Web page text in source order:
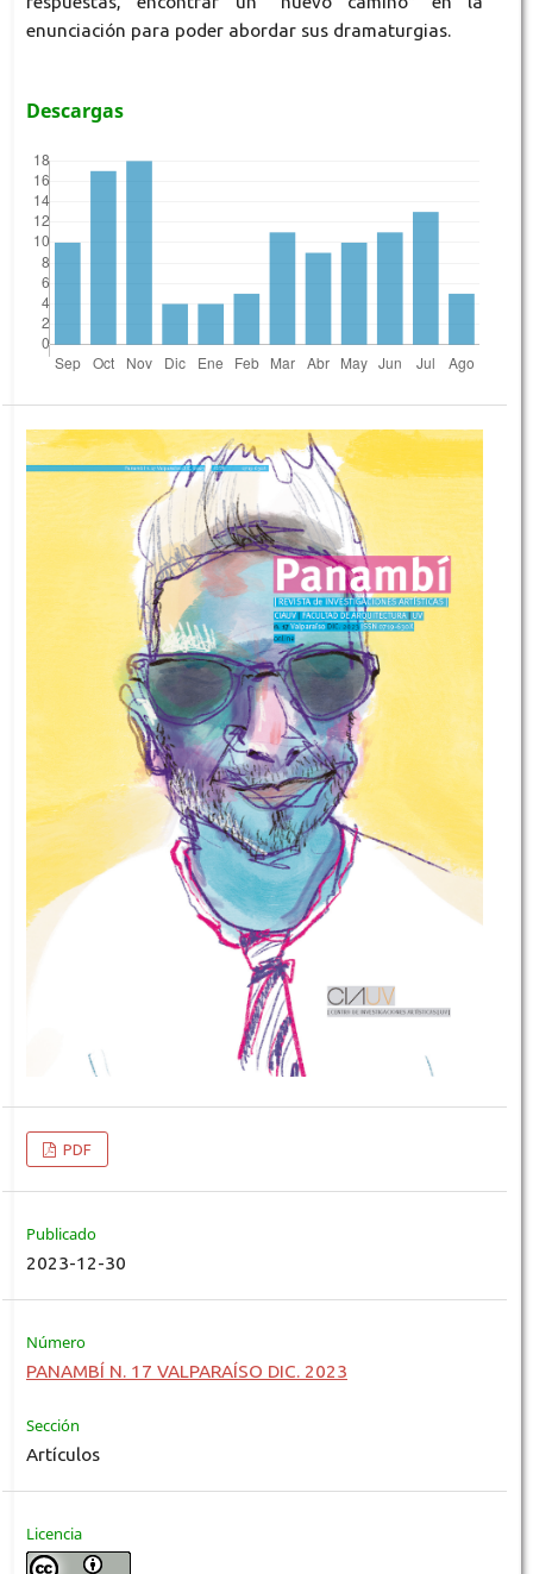
enunciación para poder abordar sus dramaturgias.
Descargas
PDF
Publicado
2023-12-30
Número
PANAMBÍ N. 17 VALPARAÍSO DIC. 2023
Sección
Artículos
Licencia